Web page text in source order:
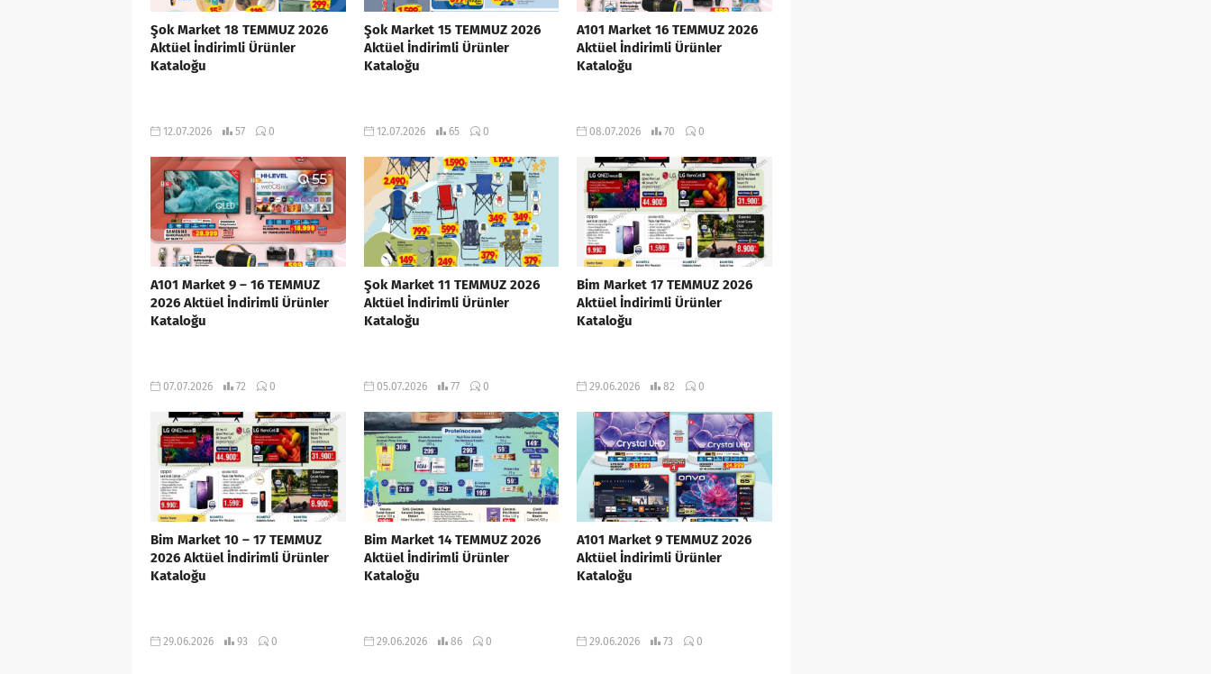
Şok Market 18 TEMMUZ 2026
Aktüel İndirimli Ürünler
Kataloğu
12.07.2026 57 0
Şok Market 15 TEMMUZ 2026
Aktüel İndirimli Ürünler
Kataloğu
12.07.2026 65 0
A101 Market 16 TEMMUZ 2026
Aktüel İndirimli Ürünler
Kataloğu
08.07.2026 70 0
A101 Market 9 – 16 TEMMUZ
2026 Aktüel İndirimli Ürünler
Kataloğu
07.07.2026 72 0
Şok Market 11 TEMMUZ 2026
Aktüel İndirimli Ürünler
Kataloğu
05.07.2026 77 0
Bim Market 17 TEMMUZ 2026
Aktüel İndirimli Ürünler
Kataloğu
29.06.2026 82 0
Bim Market 10 – 17 TEMMUZ
2026 Aktüel İndirimli Ürünler
Kataloğu
29.06.2026 93 0
Bim Market 14 TEMMUZ 2026
Aktüel İndirimli Ürünler
Kataloğu
29.06.2026 86 0
A101 Market 9 TEMMUZ 2026
Aktüel İndirimli Ürünler
Kataloğu
29.06.2026 73 0